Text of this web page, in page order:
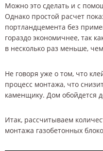
Можно это сделать и с
Однако простой расчет
портландцемента без
гораздо экономичнее, так
в несколько раз меньше,
Не говоря уже о том, что
процесс монтажа, что
каменщику. Дом обойдется
Итак, рассчитываем
монтажа газобетонных